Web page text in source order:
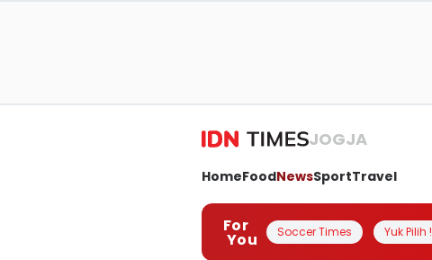
JOGJA
HomeFoodNewsSportTravel
For
You Soccer Times Yuk Pilih !